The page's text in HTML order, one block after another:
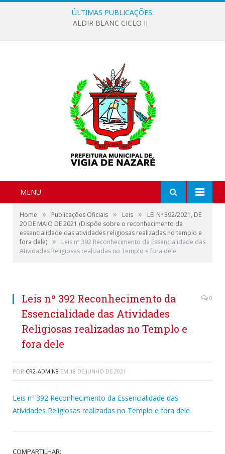
ÚLTIMAS PUBLICAÇÕES:
ALDIR BLANC CICLO II
MENU
Home » Publicações Oficiais » Leis »
LEI Nº 392/2021, DE
20 DE MAIO DE 2021 (Dispõe sobre o reconhecimento da
essencialidade das atividades religiosas realizadas no templo e
fora dele) »
Leis nº 392 Reconhecimento da Essencialidade das
Atividades Religiosas realizadas no Templo e fora dele
Leis nº 392 Reconhecimento da
Essencialidade das Atividades
Religiosas realizadas no Templo e
fora dele
0
POR CR2-ADMIN8 EM 18 DE JUNHO DE 2021
Leis nº 392 Reconhecimento da Essencialidade das
Atividades Religiosas realizadas no Templo e fora dele
COMPARTILHAR: